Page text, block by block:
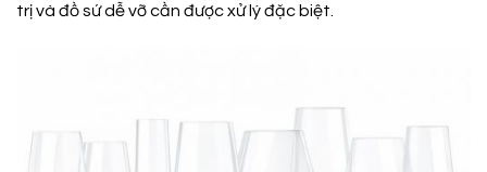
trị và đồ sứ dễ vỡ cần được xử lý đặc biệt.